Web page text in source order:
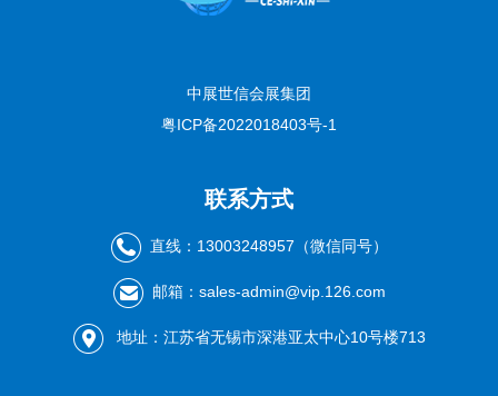
中展世信会展集团
粤ICP备2022018403号-1
联系方式
直线：13003248957（微信同号）
邮箱：sales-admin@vip.126.com
地址：江苏省无锡市深港亚太中心10号楼713